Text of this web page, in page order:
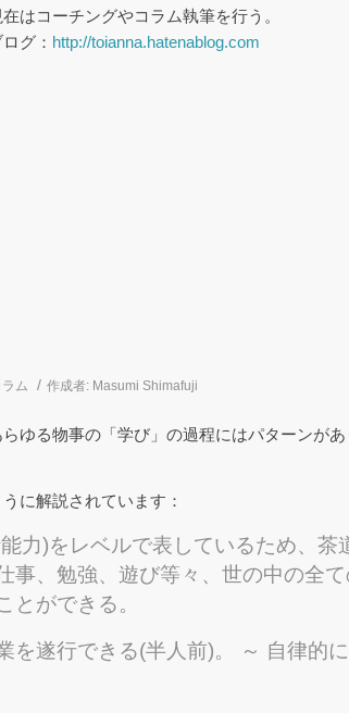
はコーチングやコラム執筆を行う。
グ： http://toianna.hatenablog.com
ム / 作成者: Masumi Shimafuji
ゆる物事の「学び」の過程にはパターンが
に解説されています：
力)をレベルで表しているため、茶
事、勉強、遊び等々、世の中の全
とができる。
を遂行できる(半人前)。 ～ 自律的